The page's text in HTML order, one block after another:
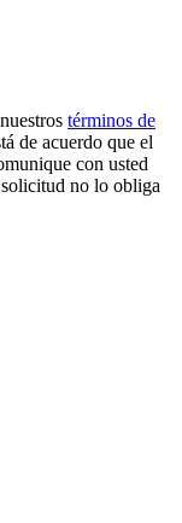
términos de
de acuerdo que el
con usted
no lo obliga